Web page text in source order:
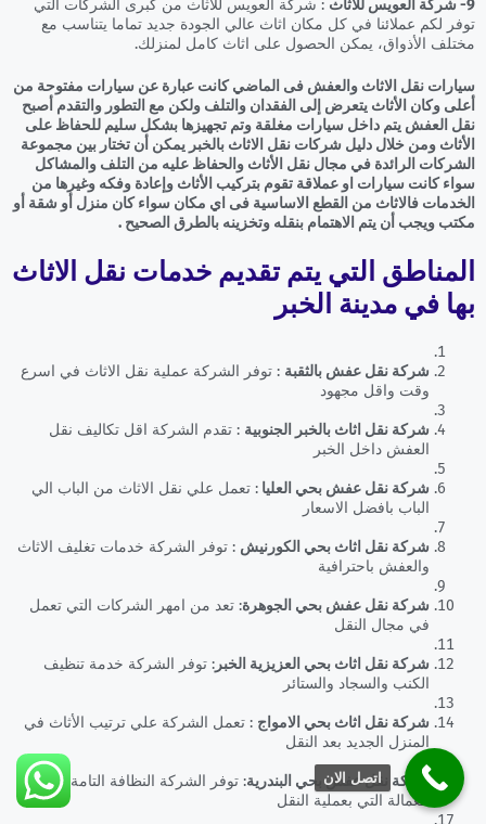
9- شركة العويس للاثاث
: شركة العويس للاثاث من كبرى الشركات التي
توفر لكم عملائنا في كل مكان اثاث عالي الجودة جديد تماما يتناسب مع
مختلف الأذواق، يمكن الحصول على اثاث كامل لمنزلك.
سيارات نقل الاثاث والعفش فى الماضي كانت عبارة عن سيارات مفتوحة من
أعلى وكان الأثاث يتعرض إلى الفقدان والتلف ولكن مع التطور والتقدم أصبح
نقل العفش يتم داخل سيارات مغلقة وتم تجهيزها بشكل سليم للحفاظ على
الأثاث ومن خلال دليل شركات نقل الاثاث بالخبر يمكن أن تختار بين مجموعة
الشركات الرائدة في مجال نقل الأثاث والحفاظ عليه من التلف والمشاكل
سواء كانت سيارات او عملاقة تقوم بتركيب الأثاث وإعادة وفكه وغيرها من
الخدمات فالاثاث من القطع الاساسية فى اي مكان سواء كان منزل أو شقة أو
مكتب ويجب أن يتم الاهتمام بنقله وتخزينه بالطرق الصحيح .
المناطق التي يتم تقديم خدمات نقل الاثاث
بها في مدينة الخبر
شركة نقل عفش بالثقبة : توفر الشركة عملية نقل الاثاث في اسرع
وقت واقل مجهود
شركة نقل اثاث بالخبر الجنوبية : تقدم الشركة اقل تكاليف نقل
العفش داخل الخبر
شركة نقل عفش بحي العليا : تعمل علي نقل الاثاث من الباب الي
الباب بافضل الاسعار
شركة نقل اثاث بحي الكورنيش : توفر الشركة خدمات تغليف الاثاث
والعفش باحترافية
شركة نقل عفش بحي الجوهرة: تعد من امهر الشركات التي تعمل
في مجال النقل
شركة نقل اثاث بحي العزيزية الخبر : توفر الشركة خدمة تنظيف
الكنب والسجاد والستائر
شركة نقل اثاث بحي الامواج : تعمل الشركة علي ترتيب الأثاث في
المنزل الجديد بعد النقل
شركة نقل عفش بحي البندرية: توفر الشركة النظافة التامة في
العمالة التي بعملية النقل
اتصل الان